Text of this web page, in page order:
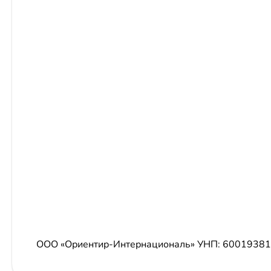
ООО «Ориентир-Интернациональ» УНП: